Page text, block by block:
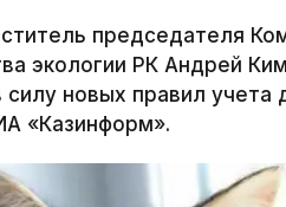
председателя
экологии РК Андрей
силу новых правил
«Казинформ».